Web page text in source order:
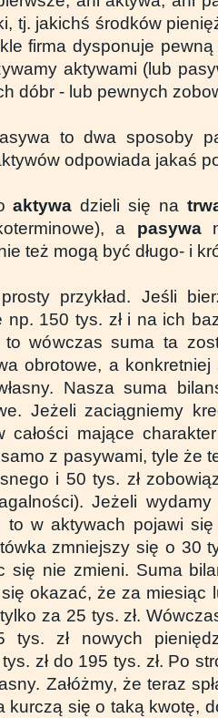
tj. jakichś środków
firma dysponuje
aktywami (lub
dóbr - lub pewnych
to dwa sposoby
odpowiada jakaś
aktywa dzieli się na
a pasywa
też mogą być długo- i
przykład. Jeśli
150 tys. zł i na ich
wówczas suma ta
obrotowe, a
Nasza suma
Jeżeli zaciągniemy
mające
z pasywami, tyle że
i 50 tys. zł
Jeżeli
to w aktywach pojawi się
zmniejszy się o 30
się nie zmieni. Suma
okazać, że za miesiąc
za 25 tys. zł.
tys. zł nowych
zł do 195 tys. zł. Po
Załóżmy, że teraz
kurczą się o taką kwotę,